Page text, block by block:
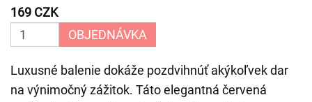
169 CZK
OBJEDNÁVKA
Luxusné balenie dokáže pozdvihnúť akýkoľvek dar
na výnimočný zážitok. Táto elegantná červená